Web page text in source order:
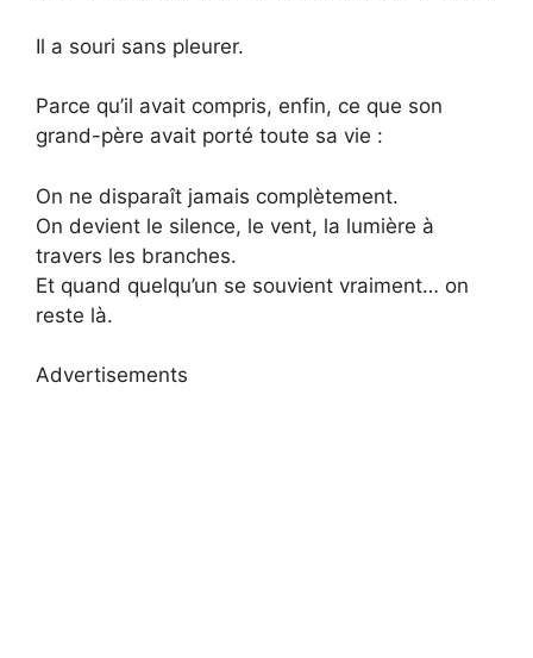
Il a souri sans pleurer.
Parce qu’il avait compris, enfin, ce que son
grand-père avait porté toute sa vie :
On ne disparaît jamais complètement.
On devient le silence, le vent, la lumière à
travers les branches.
Et quand quelqu’un se souvient vraiment… on
reste là.
Advertisements